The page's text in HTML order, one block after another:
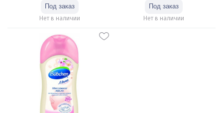
Нет в наличии Нет в наличии